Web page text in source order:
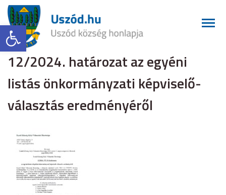
Eszköztár megnyitása
12/2024. határozat az egyéni
listás önkormányzati képviselő-
választás eredményéről